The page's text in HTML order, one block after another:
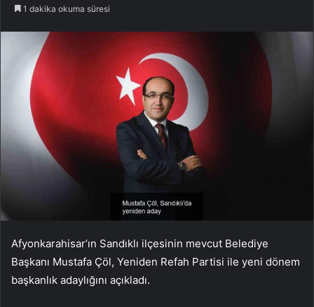
1 dakika okuma süresi
Afyonkarahisar’ın Sandıklı ilçesinin mevcut Belediye
Başkanı Mustafa Çöl, Yeniden Refah Partisi ile yeni dönem
başkanlık adaylığını açıkladı.